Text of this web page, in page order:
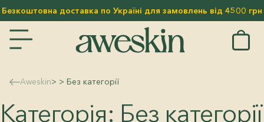
& MISSTIC
Безкоштовна доставка по Україні для замовлень від 4500 грн
Aweskin> > Без категорії
Категорія: Без категорії